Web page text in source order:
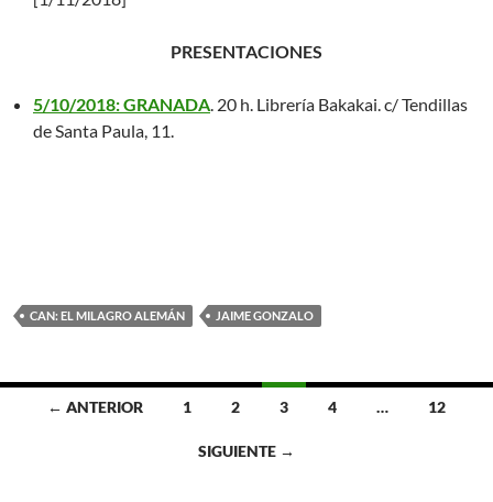
PRESENTACIONES
5/10/2018: GRANADA. 20 h. Librería Bakakai. c/ Tendillas
de Santa Paula, 11.
CAN: EL MILAGRO ALEMÁN JAIME GONZALO
← ANTERIOR 1 2 3 4 … 12
SIGUIENTE →